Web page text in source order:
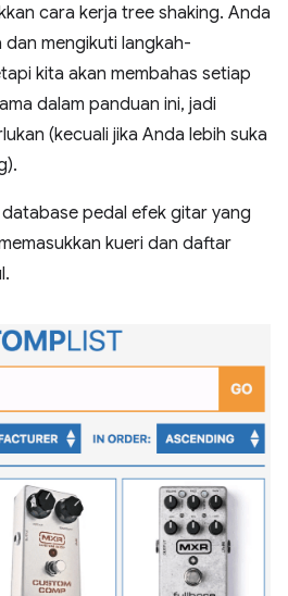
cara kerja tree shaking. Anda
mengikuti langkah-
kita akan membahas setiap
dalam panduan ini, jadi
(kecuali jika Anda lebih suka
pedal efek gitar yang
kueri dan daftar